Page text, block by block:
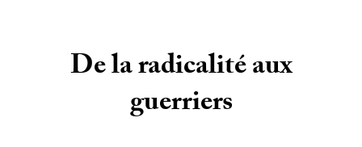
De la radicalité aux
guerriers